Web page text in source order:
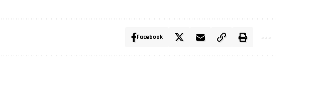
Facebook